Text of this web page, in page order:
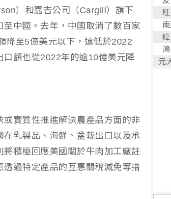
）和嘉吉公司（Cargill）旗下
中國。去年，中國取消了數百家
降至5億美元以下，遠低於2022
額也從2022年的逾10億美元降
實質性推進解決農產品方面的非
乳製品、海鮮、盆栽出口以及承
積極回應美國關於牛肉加工廠註
過特定產品的互惠關稅減免等措